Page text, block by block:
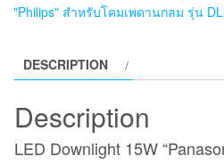
"Philips" สำหรับโคมเพดานกลม รุ่น
DESCRIPTION
Description
LED Downlight 15W